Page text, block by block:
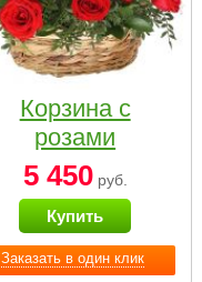
Заказать в один клик
Корзина с
розами
«Красный
Париж»
5 450руб.
Купить